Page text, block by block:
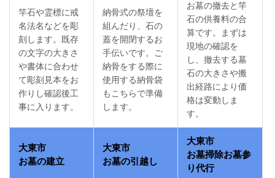
竿石や霊標に戒
名法名などを彫
刻します。既存
の文字の大きさ
や書体に合わせ
て彫刻見本をお
作りし確認後工
事に入ります。
納骨式の祭壇を
組んだり、石の
蓋を開閉するお
手伝いです。ご
納骨をする際に
使用する納骨袋
もこちらで準備
します。
お墓の撤去と竿
石の供養料の合
算です。まずは
現地の確認を
し、撤去する墓
石の大きさや搬
出経路により価
格は変動しま
す。
大東市
お墓の建立
大東市
お墓の引越し
大東市
お墓掃除お墓参
り代行